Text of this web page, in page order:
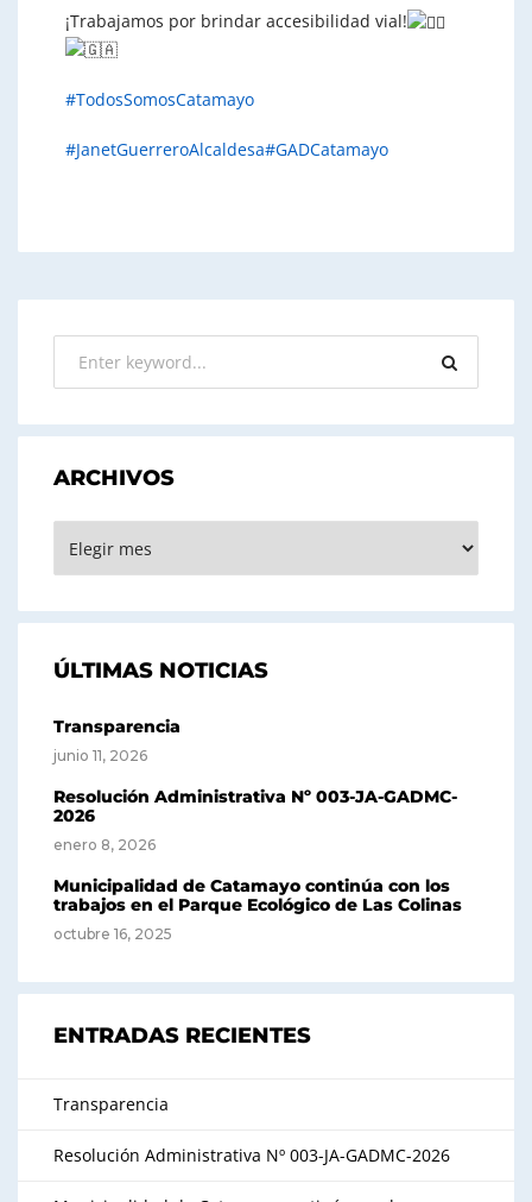
¡Trabajamos por brindar accesibilidad vial!
#TodosSomosCatamayo
#JanetGuerreroAlcaldesa#GADCatamayo
ARCHIVOS
ÚLTIMAS NOTICIAS
Transparencia
junio 11, 2026
Resolución Administrativa Nº 003-JA-GADMC-
2026
enero 8, 2026
Municipalidad de Catamayo continúa con los
trabajos en el Parque Ecológico de Las Colinas
octubre 16, 2025
ENTRADAS RECIENTES
Transparencia
Resolución Administrativa Nº 003-JA-GADMC-2026